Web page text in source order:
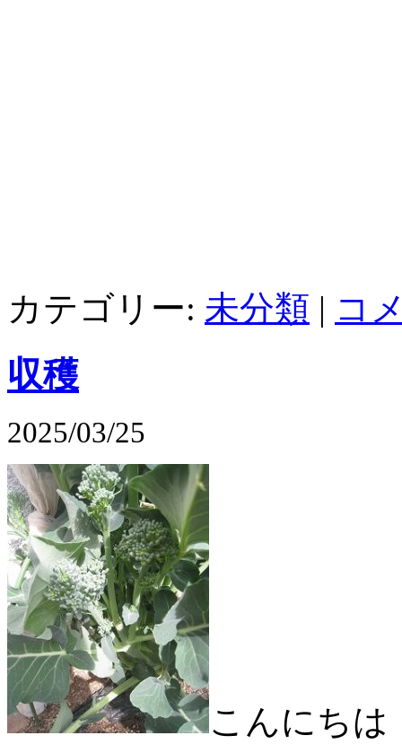
カテゴリー: 未分類 | コ
収穫
2025/03/25
こんにちは